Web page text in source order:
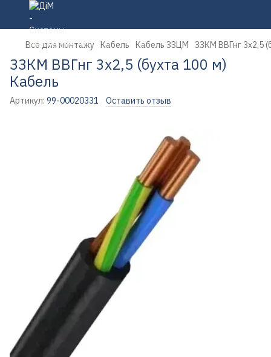
Все для монтажу Кабель Кабель ЗЗЦМ ЗЗКМ ВВГнг 3х2,5
ЗЗКМ ВВГнг 3х2,5 (бухта 100 м)
Кабель
Артикул: 99-00020331 Оставить отзыв